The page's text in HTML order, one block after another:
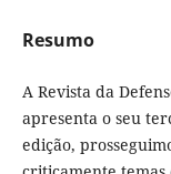
Resumo
A Revista da
apresenta o seu
edição,